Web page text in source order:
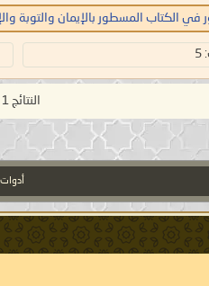
في الكتاب المسطور بالإيمان والتوبة
النتائج 1 إلى 6 من 6